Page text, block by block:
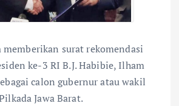
memberikan surat rekomendasi
ke-3 RI B.J. Habibie, Ilham
calon gubernur atau wakil
Jawa Barat.